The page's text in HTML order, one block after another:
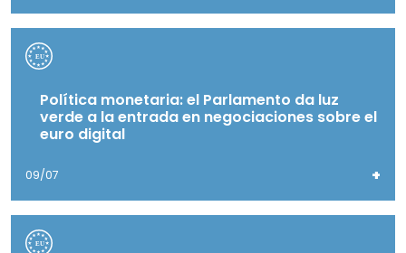
Política monetaria: el Parlamento da luz
verde a la entrada en negociaciones sobre el
euro digital
09/07 +